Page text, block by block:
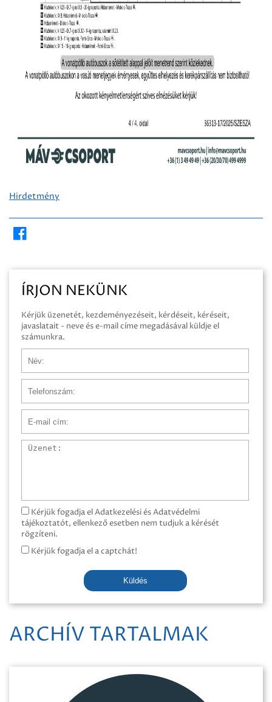
Hirdetmény
ÍRJON NEKÜNK
Kérjük üzenetét, kezdeményezéseit, kérdéseit, kéréseit,
javaslatait - neve és e-mail címe megadásával küldje el
számunkra.
Üzenet
Kérjük fogadja el Adatkezelési és Adatvédelmi
tájékoztatót, ellenkező esetben nem tudjuk a kérését
rögzíteni.
Kérjük fogadja el a captchát!
Küldés
ARCHÍV TARTALMAK